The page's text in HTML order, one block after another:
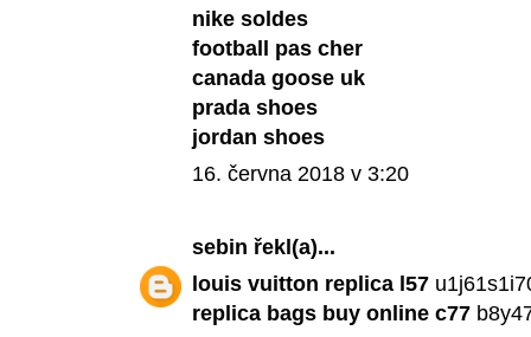
nike soldes
football pas cher
canada goose uk
prada shoes
jordan shoes
16. června 2018 v 3:20
sebin řekl(a)...
louis vuitton replica l57
replica bags buy online c77